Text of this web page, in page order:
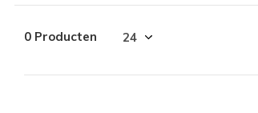
0 Producten